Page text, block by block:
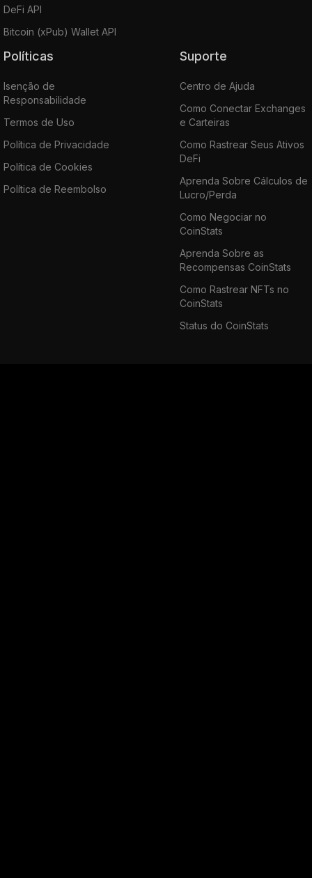
DeFi API
Bitcoin (xPub) Wallet API
Políticas
Isenção de
Responsabilidade
Termos de Uso
Política de Privacidade
Política de Cookies
Política de Reembolso
Suporte
Centro de Ajuda
Como Conectar Exchanges
e Carteiras
Como Rastrear Seus Ativos
DeFi
Aprenda Sobre Cálculos de
Lucro/Perda
Como Negociar no
CoinStats
Aprenda Sobre as
Recompensas CoinStats
Como Rastrear NFTs no
CoinStats
Status do CoinStats